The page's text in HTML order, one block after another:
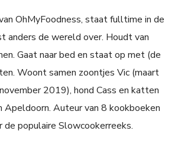
OhMyFoodness, staat fulltime in de
anders de wereld over. Houdt van
Gaat naar bed en staat op met (de
Woont samen zoontjes Vic (maart
2019), hond Cass en katten
Apeldoorn. Auteur van 8 kookboeken
de populaire Slowcookerreeks.